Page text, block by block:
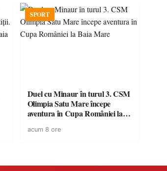
SPORT
Duel cu Minaur în turul 3. CSM
Olimpia Satu Mare începe
aventura în Cupa României la
acum 8 ore